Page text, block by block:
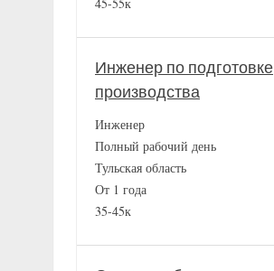
Инженер по подготовке
производства
Инженер
Полный рабочий день
Тульская область
От 1 года
35-45к